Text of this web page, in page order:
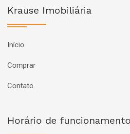
Krause Imobiliária
Início
Comprar
Contato
Horário de funcionamento